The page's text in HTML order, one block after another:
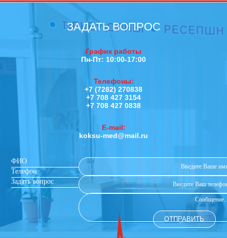
ЗАДАТЬ ВОПРОС
График работы
Пн-Пт: 10:00-17:00
Телефоны:
+7 (7282) 270838
+7 708 427 3154
+7 708 427 0838
E-mail:
koksu-med@mail.ru
ФИО
Телефон
Задать вопрос